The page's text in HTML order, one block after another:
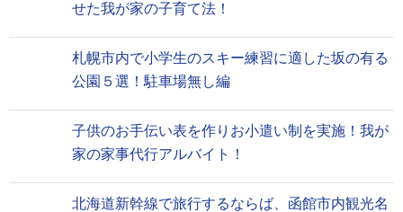
せた我が家の子育て法！
札幌市内で小学生のスキー練習に適した坂の有る
公園５選！駐車場無し編
子供のお手伝い表を作りお小遣い制を実施！我が
家の家事代行アルバイト！
北海道新幹線で旅行するならば、函館市内観光名